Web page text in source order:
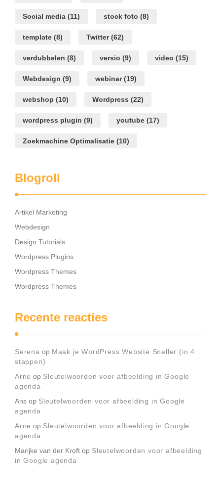
Social media (11) stock foto (8)
template (8) Twitter(62)
verdubbelen (8) versio (9) video (15)
Webdesign (9) webinar(19)
webshop (10) Wordpress (22)
wordpress plugin (9) youtube (17)
Zoekmachine Optimalisatie (10)
Blogroll
Artikel Marketing
Webdesign
Design Tutorials
Wordpress Plugins
Wordpress Themes
Wordpress Themes
Recente reacties
Serena op Maak je WordPress Website Sneller (in 4
stappen)
Arne op Sleutelwoorden voor afbeelding in Google
agenda
Ans op Sleutelwoorden voor afbeelding in Google
agenda
Arne op Sleutelwoorden voor afbeelding in Google
agenda
Marijke van der Kroft op Sleutelwoorden voor afbeelding
in Google agenda